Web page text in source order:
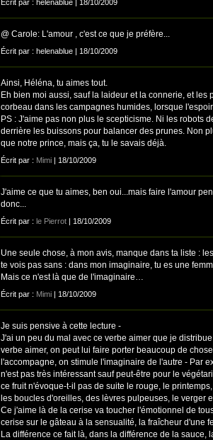
Écrit par : helenablue | 18/10/2009
@ Carole: L'amour , c'est ce que je préfère...
Écrit par : helenablue | 18/10/2009
Ainsi, Héléna, tu aimes tout.
Eh bien moi aussi, sauf la laideur et la connerie, et les
corbeau dans les campagnes humides, lorsque l'espoir
PS : J'aime pas non plus le scepticisme. Ni les robots
derrière les buissons pour balancer des prunes. Non
que notre prince, mais ça, tu le savais déjà.
Écrit par : Mimi | 18/10/2009
J'aime ce que tu aimes, ben oui...mais faire l'amour
donc...
Écrit par : le Pierrot | 18/10/2009
Une seule chose, à mon avis, manque dans ta liste :
te vois pas sans : dans mon imaginaire, tu es une
Mais ce n'est là que de l'imaginaire…
Écrit par : Mimi | 18/10/2009
Je suis pensive à cette lecture -
J'ai un peu du mal avec ce verbe aimer que je
verbe aimer, on peut lui faire porter beaucoup de
l'accompagne, on stimule l'imaginaire de l'autre - Par
n'est pas très intéressant sauf peut-être pour le
ce fruit n'évoque-t-il pas de suite le rouge, le
les boucles d'oreilles, des lèvres pulpeuses, le verger
Ce j'aime là de la cerise va toucher l'émotionnel de
cerise sur le gâteau à la sensualité, la fraîcheur d'une
La différence ce fait là, dans la différence de la sauce,